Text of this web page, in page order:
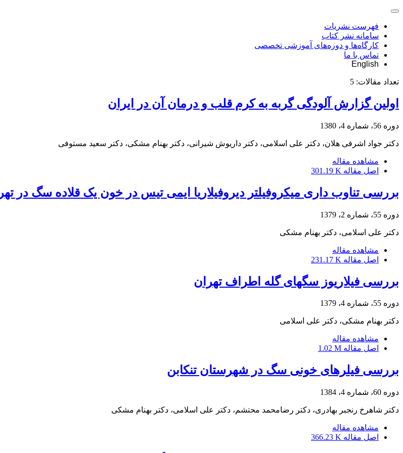
فهرست نشریات
سامانه نشر کتاب
کارگاه‌ها و دوره‌های آموزشی تخصصی
تماس با ما
English
تعداد مقالات: 5
اولین گزارش آلودگی گربه به کرم قلب و درمان آن در ایران
دوره 56، شماره 4، 1380
دکتر جواد اشرفی هلان، دکتر علی اسلامی، دکتر داریوش شیرانی، دکتر بهنام مشکی، دکتر سعید مستوفی
مشاهده مقاله
اصل مقاله 301.19 K
بررسی تناوب داری میکروفیلتر دیروفیلاریا ایمی تیس در خون یک قلاده سگ در
دوره 55، شماره 2، 1379
دکتر علی اسلامی، دکتر بهنام مشکی
مشاهده مقاله
اصل مقاله 231.17 K
بررسی فیلاریوز سگهای گله اطراف تهران
دوره 55، شماره 4، 1379
دکتر بهنام مشکی، دکتر علی اسلامی
مشاهده مقاله
اصل مقاله 1.02 M
بررسی فیلرهای خونی سگ در شهرستان تنکابن
دوره 60، شماره 4، 1384
دکتر شاهرخ رنجبر بهادری، دکتر رضامحمد محتشم، دکتر علی اسلامی، دکتر بهنام مشکی
مشاهده مقاله
اصل مقاله 366.23 K